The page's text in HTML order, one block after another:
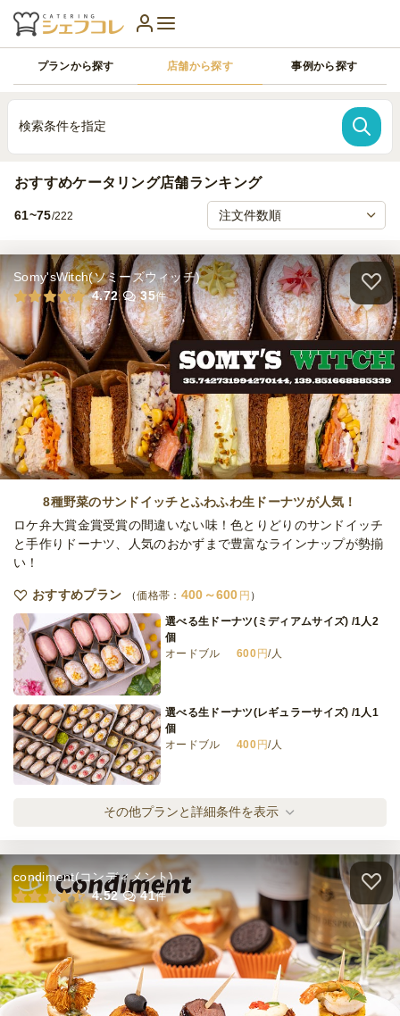
プランから探す 店舗から探す 事例から探す
検索条件を指定
おすすめケータリング店舗ランキング
61~75/222
Somy'sWitch(ソミーズウィッチ)
4.72
35件
8種野菜のサンドイッチとふわふわ生ドーナツが人気！
ロケ弁大賞金賞受賞の間違いない味！色とりどりのサンドイッチ
と手作りドーナツ、人気のおかずまで豊富なラインナップが勢揃
い！
おすすめプラン 価格帯： 400～600 円
選べる生ドーナツ(ミディアムサイズ) /1人2
個
オードブル
600 円/人
選べる生ドーナツ(レギュラーサイズ) /1人1
個
オードブル
400円/人
全てのプランを見る（2件）
締切 3日前15時
※定休日を除く営業日換算
定休日 日・土・祝
最低ご注文金額 7,000円
その他プランと詳細条件を表示
condiment(コンディメント)
4.52
41件